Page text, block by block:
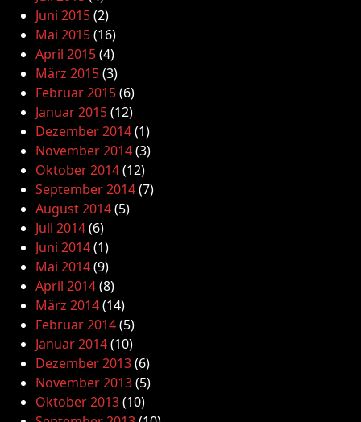
Juni 2015(2)
Mai 2015(16)
April 2015(4)
März 2015(3)
Februar 2015(6)
Januar 2015(12)
Dezember 2014(1)
November 2014(3)
Oktober 2014(12)
September 2014(7)
August 2014(5)
Juli 2014(6)
Juni 2014(1)
Mai 2014(9)
April 2014(8)
März 2014(14)
Februar 2014(5)
Januar 2014(10)
Dezember 2013(6)
November 2013(5)
Oktober 2013(10)